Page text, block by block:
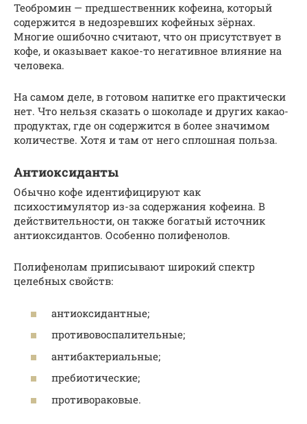
Теобромин — предшественник кофеина, который
содержится в недозревших кофейных зёрнах.
Многие ошибочно считают, что он присутствует в
кофе, и оказывает какое-то негативное влияние на
человека.
На самом деле, в готовом напитке его практически
нет. Что нельзя сказать о шоколаде и других какао-
продуктах, где он содержится в более значимом
количестве. Хотя и там от него сплошная польза.
Антиоксиданты
Обычно кофе идентифицируют как
психостимулятор из-за содержания кофеина. В
действительности, он также богатый источник
антиоксидантов. Особенно полифенолов.
Полифенолам приписывают широкий спектр
целебных свойств:
антиоксидантные;
противовоспалительные;
антибактериальные;
пребиотические;
противораковые.